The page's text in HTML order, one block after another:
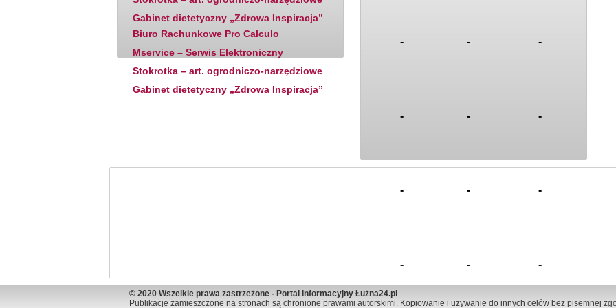
Gabinet dietetyczny „Zdrowa Inspiracja”
Biuro Rachunkowe Pro Calculo
Mservice – Serwis Elektroniczny
Stokrotka – art. ogrodniczo-narzędziowe
Gabinet dietetyczny „Zdrowa Inspiracja”
- - -
- - -
- - -
- - -
© 2020 Wszelkie prawa zastrzeżone - Portal Informacyjny Łużna24.pl
Publikacje zamieszczone na stronach są chronione prawami autorskimi. Kopiowanie i używanie do innych celów bez pisemnej